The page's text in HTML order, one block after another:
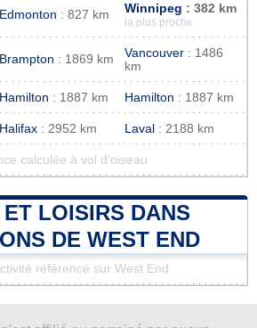
Edmonton : 827 km Winnipeg : 382 km
la plus proche
Brampton : 1869 km Vancouver : 1486
km
Hamilton : 1887 km Hamilton : 1887 km
Halifax : 2952 km Laval : 2188 km
calculée à vol d'oiseau
LOISIRS DANS
DE WEST END
référencé sur West End